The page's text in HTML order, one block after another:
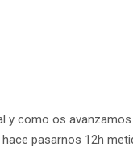
y como os
pasarnos 12h